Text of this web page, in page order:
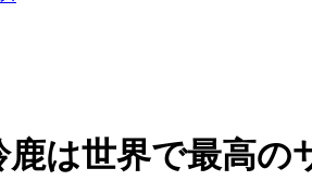
は世界で最高の